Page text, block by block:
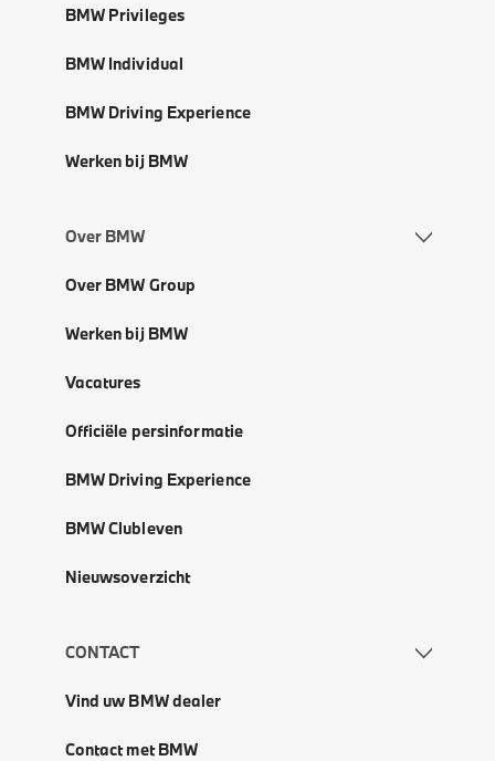
BMW Privileges
BMW Individual
BMW Driving Experience
Werken bij BMW
Over BMW
Over BMW Group
Werken bij BMW
Vacatures
Officiële persinformatie
BMW Driving Experience
BMW Clubleven
Nieuwsoverzicht
CONTACT
Vind uw BMW dealer
Contact met BMW